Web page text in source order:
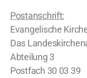
Postanschrift:
Evangelische
Das
Abteilung 3
Postfach 30 03 39